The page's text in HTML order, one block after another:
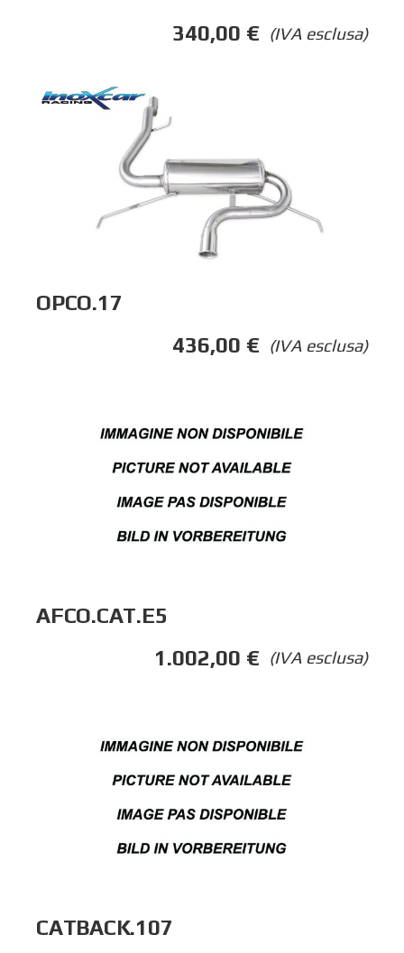
(IVA esclusa)
340,00 €
OPCO.17
(IVA esclusa)
436,00 €
AFCO.CAT.E5
(IVA esclusa)
1.002,00 €
CATBACK.107